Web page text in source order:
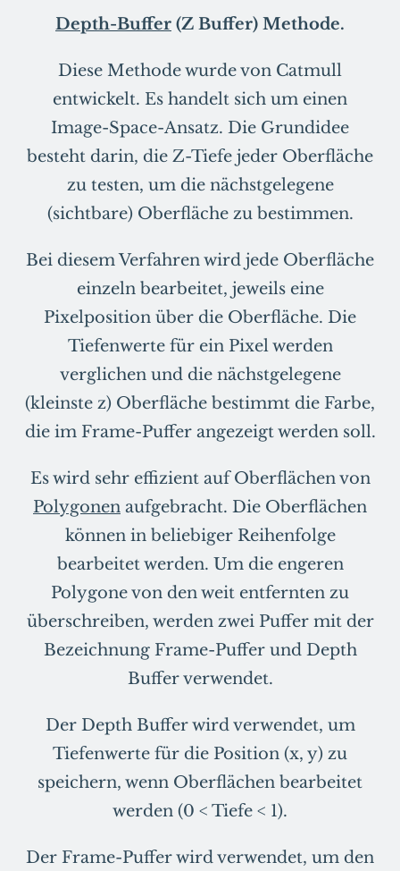
Depth-Buffer (Z Buffer) Methode.
Diese Methode wurde von Catmull
entwickelt. Es handelt sich um einen
Image-Space-Ansatz. Die Grundidee
besteht darin, die Z-Tiefe jeder Oberfläche
zu testen, um die nächstgelegene
(sichtbare) Oberfläche zu bestimmen.
Bei diesem Verfahren wird jede Oberfläche
einzeln bearbeitet, jeweils eine
Pixelposition über die Oberfläche. Die
Tiefenwerte für ein Pixel werden
verglichen und die nächstgelegene
(kleinste z) Oberfläche bestimmt die Farbe,
die im Frame-Puffer angezeigt werden soll.
Es wird sehr effizient auf Oberflächen von
Polygonen aufgebracht. Die Oberflächen
können in beliebiger Reihenfolge
bearbeitet werden. Um die engeren
Polygone von den weit entfernten zu
überschreiben, werden zwei Puffer mit der
Bezeichnung Frame-Puffer und Depth
Buffer verwendet.
Der Depth Buffer wird verwendet, um
Tiefenwerte für die Position (x, y) zu
speichern, wenn Oberflächen bearbeitet
werden (0 < Tiefe < 1).
Der Frame-Puffer wird verwendet, um den